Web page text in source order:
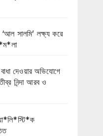
‘আল সালমি’ লক্ষ্য করে
দেওয়ার অভিযোগে
নিন্দা আরব ও